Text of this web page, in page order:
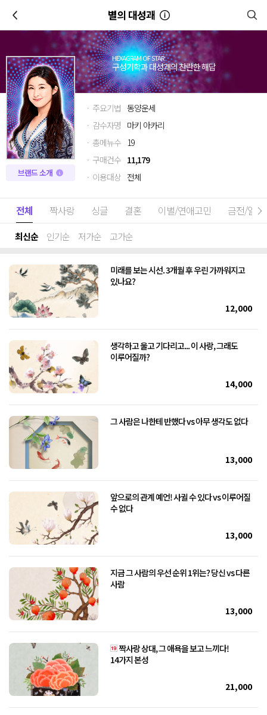
별의 대성괘
HEXAGRAM OF STAR
구성기학과 대성괘의 찬란한 해답
브랜드 소개
· 주요기법 동양운세
· 감수자명 마키 아카리
· 총메뉴수 19
· 구매건수 11,179
· 이용대상 전체
전체 짝사랑 싱글 결혼 이별/연애고민 금전/일
최신순 인기순 저가순 고가순
미래를 보는 시선. 3개월 후 우린 가까워지고
있나요?
12,000
생각하고 울고 기다리고... 이 사랑, 그래도
이루어질까?
14,000
그 사람은 나한테 반했다 vs 아무 생각도 없다
13,000
앞으로의 관계 예언! 사귈 수 있다 vs 이루어질
수 없다
13,000
지금 그 사람의 우선 순위 1위는? 당신 vs 다른
사람
13,000
짝사랑 상대, 그 애욕을 보고 느끼다!
14가지 본성
21,000